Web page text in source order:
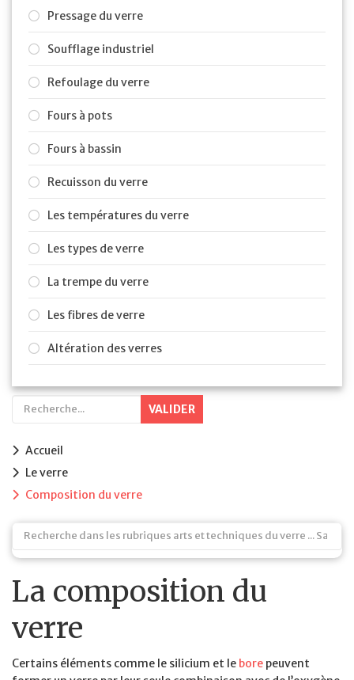
Pressage du verre
Soufflage industriel
Refoulage du verre
Fours à pots
Fours à bassin
Recuisson du verre
Les températures du verre
Les types de verre
La trempe du verre
Les fibres de verre
Altération des verres
VALIDER
Accueil
Le verre
Composition du verre
La composition du
verre
Certains éléments comme le silicium et le bore peuvent